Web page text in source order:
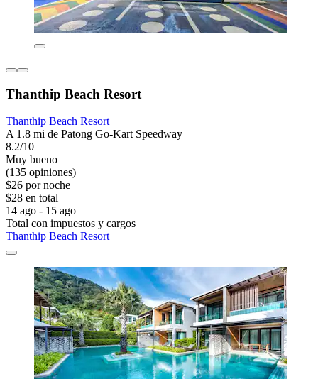
Thanthip Beach Resort
Thanthip Beach Resort
A 1.8 mi de Patong Go-Kart Speedway
8.2/10
Muy bueno
(135 opiniones)
$26 por noche
$28 en total
14 ago - 15 ago
Total con impuestos y cargos
Thanthip Beach Resort